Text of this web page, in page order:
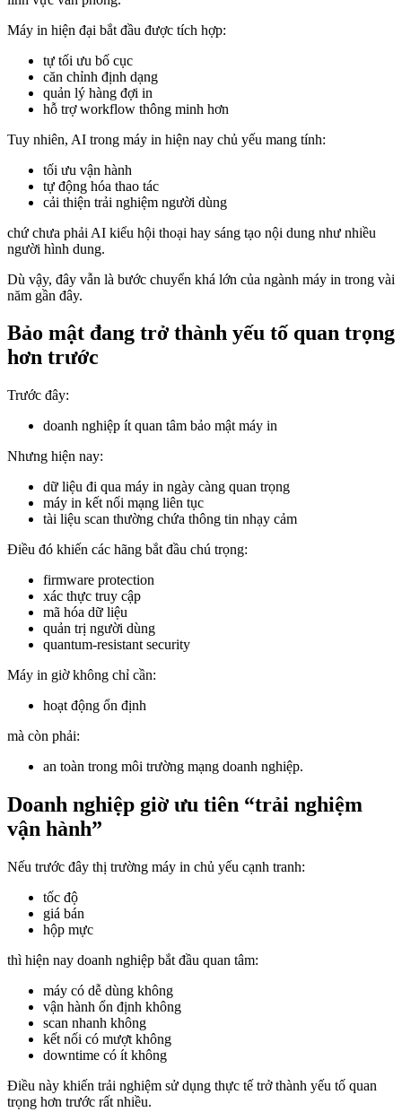
Máy in hiện đại bắt đầu được tích hợp:
tự tối ưu bố cục
căn chỉnh định dạng
quản lý hàng đợi in
hỗ trợ workflow thông minh hơn
Tuy nhiên, AI trong máy in hiện nay chủ yếu mang tính:
tối ưu vận hành
tự động hóa thao tác
cải thiện trải nghiệm người dùng
chứ chưa phải AI kiểu hội thoại hay sáng tạo nội dung như nhiều
người hình dung.
Dù vậy, đây vẫn là bước chuyển khá lớn của ngành máy in trong vài
năm gần đây.
Bảo mật đang trở thành yếu tố quan trọng
hơn trước
Trước đây:
doanh nghiệp ít quan tâm bảo mật máy in
Nhưng hiện nay:
dữ liệu đi qua máy in ngày càng quan trọng
máy in kết nối mạng liên tục
tài liệu scan thường chứa thông tin nhạy cảm
Điều đó khiến các hãng bắt đầu chú trọng:
firmware protection
xác thực truy cập
mã hóa dữ liệu
quản trị người dùng
quantum-resistant security
Máy in giờ không chỉ cần:
hoạt động ổn định
mà còn phải:
an toàn trong môi trường mạng doanh nghiệp.
Doanh nghiệp giờ ưu tiên “trải nghiệm
vận hành”
Nếu trước đây thị trường máy in chủ yếu cạnh tranh:
tốc độ
giá bán
hộp mực
thì hiện nay doanh nghiệp bắt đầu quan tâm:
máy có dễ dùng không
vận hành ổn định không
scan nhanh không
kết nối có mượt không
downtime có ít không
Điều này khiến trải nghiệm sử dụng thực tế trở thành yếu tố quan
trọng hơn trước rất nhiều.